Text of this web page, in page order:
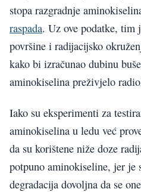
stopa razgradnje
raspada. Uz ove podatke, tim
površine i radijacijsko
kako bi izračunao dubinu
aminokiselina preživjelo
Iako su eksperimenti za
aminokiselina u ledu već
da su korištene niže doze
potpuno aminokiseline, jer je
degradacija dovoljna da se